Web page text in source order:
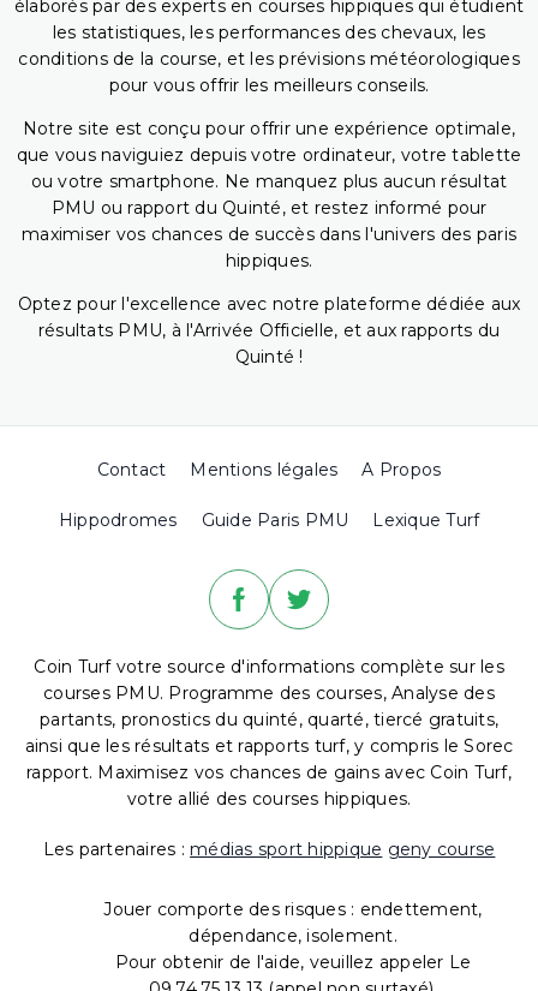
élaborés par des experts en courses hippiques qui étudient
les statistiques, les performances des chevaux, les
conditions de la course, et les prévisions météorologiques
pour vous offrir les meilleurs conseils.
Notre site est conçu pour offrir une expérience optimale,
que vous naviguiez depuis votre ordinateur, votre tablette
ou votre smartphone. Ne manquez plus aucun résultat
PMU ou rapport du Quinté, et restez informé pour
maximiser vos chances de succès dans l'univers des paris
hippiques.
Optez pour l'excellence avec notre plateforme dédiée aux
résultats PMU, à l'Arrivée Officielle, et aux rapports du
Quinté !
Contact Mentions légales A Propos
Hippodromes Guide Paris PMU Lexique Turf
Coin Turf votre source d'informations complète sur les
courses PMU. Programme des courses, Analyse des
partants, pronostics du quinté, quarté, tiercé gratuits,
ainsi que les résultats et rapports turf, y compris le Sorec
rapport. Maximisez vos chances de gains avec Coin Turf,
votre allié des courses hippiques.
Les partenaires : médias sport hippique geny course
Jouer comporte des risques : endettement,
dépendance, isolement.
Pour obtenir de l'aide, veuillez appeler Le